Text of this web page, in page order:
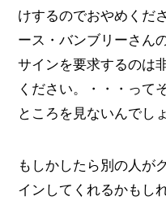
けするのでおやめくだ
ース・バンブリーさん
サインを要求するのは
ください。・・・って
ところを見ないんでし
もしかしたら別の人が
インしてくれるかもし